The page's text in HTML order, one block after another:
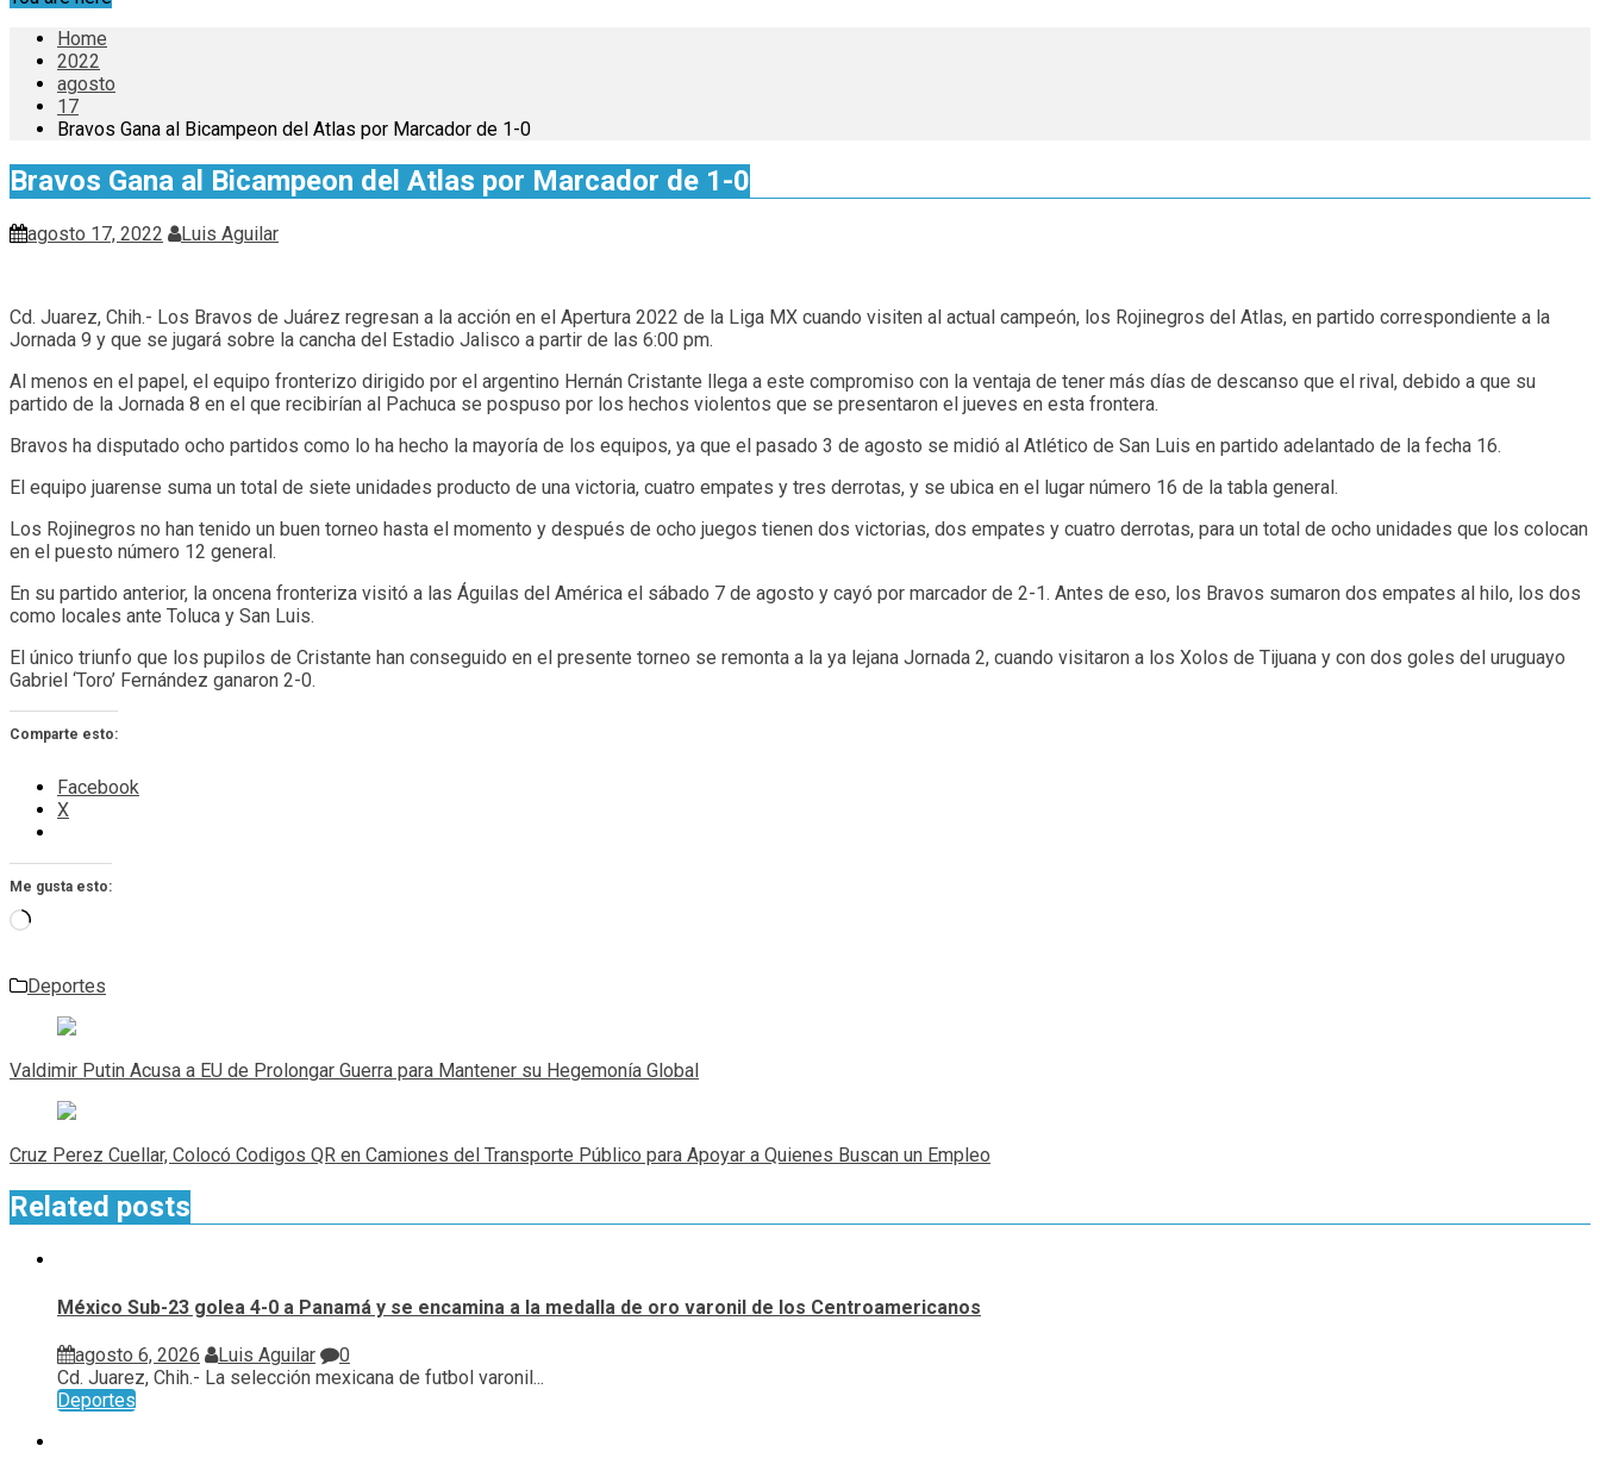
Home
2022
agosto
17
Bravos Gana al Bicampeon del Atlas por Marcador de 1-0
Bravos Gana al Bicampeon del Atlas por Marcador de 1-0
agosto 17, 2022 Luis Aguilar
Cd. Juarez, Chih.- Los Bravos de Juárez regresan a la acción en el Apertura 2022 de la Liga MX cuando visiten al actual campeón, los Rojinegros del Atlas, en partido correspondiente a la
Jornada 9 y que se jugará sobre la cancha del Estadio Jalisco a partir de las 6:00 pm.
Al menos en el papel, el equipo fronterizo dirigido por el argentino Hernán Cristante llega a este compromiso con la ventaja de tener más días de descanso que el rival, debido a que su
partido de la Jornada 8 en el que recibirían al Pachuca se pospuso por los hechos violentos que se presentaron el jueves en esta frontera.
Bravos ha disputado ocho partidos como lo ha hecho la mayoría de los equipos, ya que el pasado 3 de agosto se midió al Atlético de San Luis en partido adelantado de la fecha 16.
El equipo juarense suma un total de siete unidades producto de una victoria, cuatro empates y tres derrotas, y se ubica en el lugar número 16 de la tabla general.
Los Rojinegros no han tenido un buen torneo hasta el momento y después de ocho juegos tienen dos victorias, dos empates y cuatro derrotas, para un total de ocho unidades que los colocan
en el puesto número 12 general.
En su partido anterior, la oncena fronteriza visitó a las Águilas del América el sábado 7 de agosto y cayó por marcador de 2-1. Antes de eso, los Bravos sumaron dos empates al hilo, los dos
como locales ante Toluca y San Luis.
El único triunfo que los pupilos de Cristante han conseguido en el presente torneo se remonta a la ya lejana Jornada 2, cuando visitaron a los Xolos de Tijuana y con dos goles del uruguayo
Gabriel ‘Toro’ Fernández ganaron 2-0.
Comparte esto:
Facebook
X
Me gusta esto:
Cargando...
Deportes
Navegación
de
entradas
Valdimir Putin Acusa a EU de Prolongar Guerra para Mantener su Hegemonía Global
Cruz Perez Cuellar, Colocó Codigos QR en Camiones del Transporte Público para Apoyar a Quienes Buscan un Empleo
Related posts
México Sub-23 golea 4-0 a Panamá y se encamina a la medalla de oro varonil de los Centroamericanos
agosto 6, 2026 Luis Aguilar
0
Cd. Juarez, Chih.- La selección mexicana de futbol varonil...
Deportes